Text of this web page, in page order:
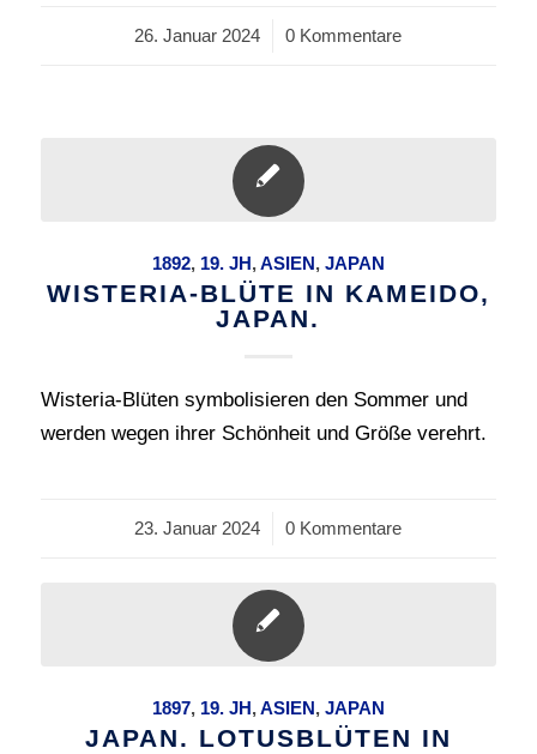
26. Januar 2024
/ 0 Kommentare
1892, 19. JH,ASIEN, JAPAN
WISTERIA-BLÜTE IN KAMEIDO,
JAPAN.
Wisteria-Blüten symbolisieren den Sommer und
werden wegen ihrer Schönheit und Größe verehrt.
23. Januar 2024
/ 0 Kommentare
1897, 19. JH,ASIEN, JAPAN
JAPAN. LOTUSBLÜTEN IN